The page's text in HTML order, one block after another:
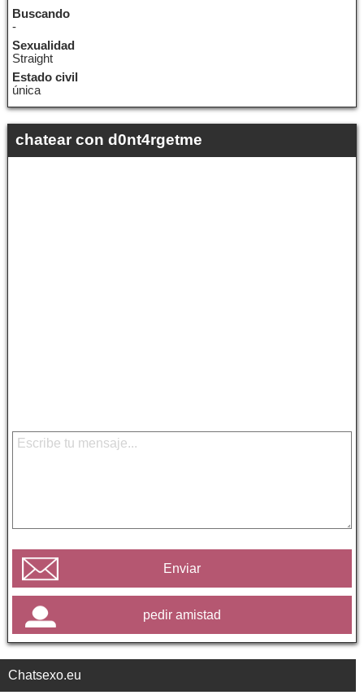
Buscando
-
Sexualidad
Straight
Estado civil
única
chatear con d0nt4rgetme
Enviar
pedir amistad
Chatsexo.eu